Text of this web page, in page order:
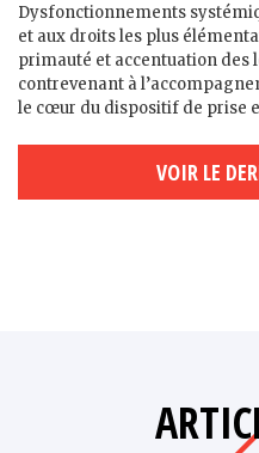
Dysfonctionnements
et aux droits les plus
primauté et accentuation des
contrevenant à
le cœur du dispositif de prise
VOIR LE